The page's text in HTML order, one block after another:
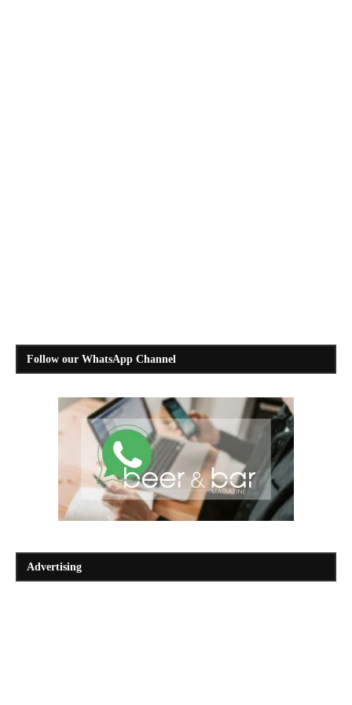
Follow our WhatsApp Channel
Advertising